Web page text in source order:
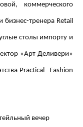
коммерческого
тренера Retail
столы импорту и
«Арт Деливери»
Practical Fashion
вечер